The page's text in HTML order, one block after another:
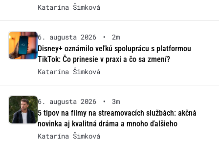
Katarína Šimková
6. augusta 2026 •
2m
Disney+ oznámilo veľkú spoluprácu s platformou
TikTok: Čo prinesie v praxi a čo sa zmení?
Katarína Šimková
6. augusta 2026 •
3m
5 tipov na filmy na streamovacích službách: akčná
novinka aj kvalitná dráma a mnoho ďalšieho
Katarína Šimková